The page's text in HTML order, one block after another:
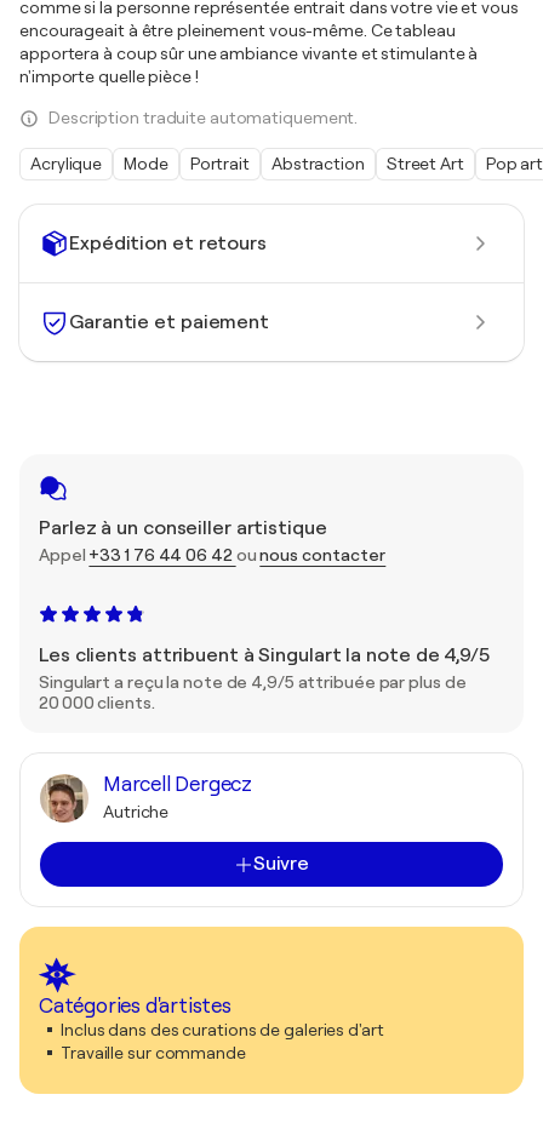
Expédition et retours
Garantie et paiement
Parlez à un conseiller artistique
Appel +33 1 76 44 06 42ounous contacter
Les clients attribuent à Singulart la note de 4,9/5
Singulart a reçu la note de 4,9/5 attribuée par plus de
20 000 clients.
Marcell Dergecz
Autriche
Suivre
Catégories d'artistes
Inclus dans des curations de galeries d'art
Travaille sur commande
comme si la personne représentée entrait dans votre vie et vous
encourageait à être pleinement vous-même. Ce tableau
apportera à coup sûr une ambiance vivante et stimulante à
n'importe quelle pièce !
Description traduite automatiquement.
Acrylique Mode Portrait Abstraction Street Art Pop art